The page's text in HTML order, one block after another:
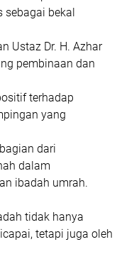
bekal
Ustaz Dr. H. Azhar
pembinaan dan
terhadap
yang
dari
dalam
ibadah umrah.
tidak hanya
tetapi juga oleh